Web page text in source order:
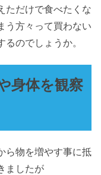
ただけで食べたくな
う方々って買わない
のでしょうか。
身体を観察
ら物を増やす事に抵
ましたが